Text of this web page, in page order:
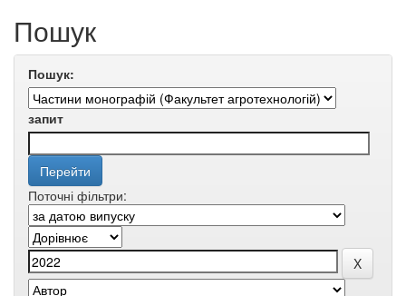
Пошук
Пошук:
запит
Поточні фільтри: